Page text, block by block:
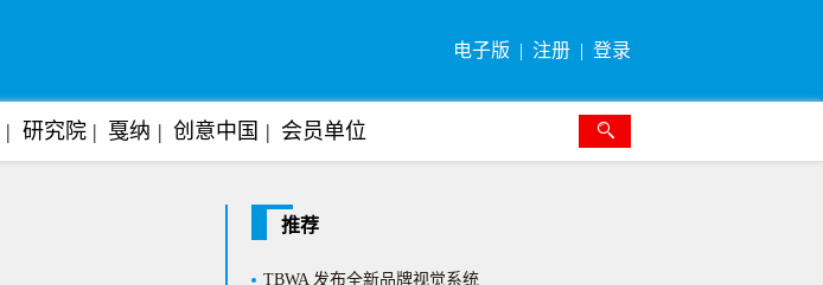
电子版 注册 登录
研究院 戛纳 创意中国 会员单位
推荐
上任不足一年，奥美美国 CEO Lyndsey Corona
打造共享衣橱概念，Ami Paris 2026 七夕温情节日
TBWA 发布全新品牌视觉系统